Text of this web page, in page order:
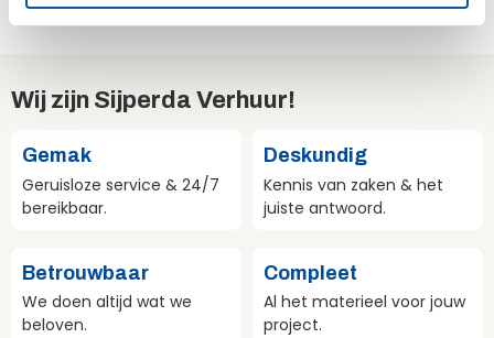
e
Wij zijn Sijperda Verhuur!
Gemak
Geruisloze service & 24/7
bereikbaar.
Deskundig
Kennis van zaken & het
juiste antwoord.
Betrouwbaar
We doen altijd wat we
beloven.
Compleet
Al het materieel voor jouw
project.